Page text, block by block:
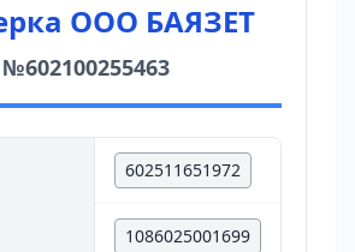
ООО БАЯЗЕТ
№602100255463
602511651972
1086025001699